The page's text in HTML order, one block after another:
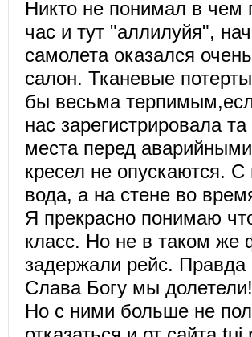
Никто не понимал в
час и тут "аллилуйя",
самолета оказался
салон. Тканевые
бы весьма
нас зарегистрировала
места перед
кресел не опускаются. С
вода, а на стене во
Я прекрасно понимаю
класс. Но не в таком же
задержали рейс. Правда
Слава Богу мы
Но с ними больше не